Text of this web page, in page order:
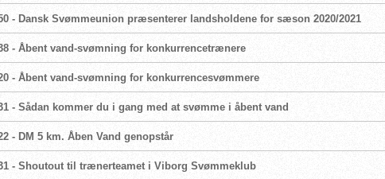
- Dansk Svømmeunion præsenterer landsholdene for sæson 2020/2021
- Åbent vand-svømning for konkurrencetrænere
- Åbent vand-svømning for konkurrencesvømmere
- Sådan kommer du i gang med at svømme i åbent vand
- DM 5 km. Åben Vand genopstår
- Shoutout til trænerteamet i Viborg Svømmeklub